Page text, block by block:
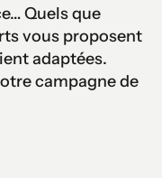
Quels que
vous proposent
adaptées.
campagne de